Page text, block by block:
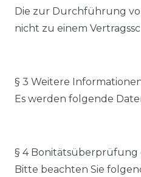
Die zur Durchführung
nicht zu einem
§ 3 Weitere
Es werden folgende
§ 4 Bonitätsüberprüfung
Bitte beachten Sie